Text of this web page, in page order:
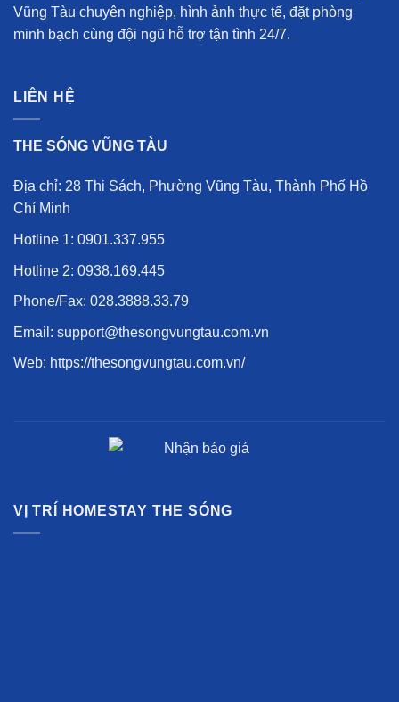
Vũng Tàu chuyên nghiệp, hình ảnh thực tế, đặt phòng
minh bạch cùng đội ngũ hỗ trợ tận tình 24/7.
LIÊN HỆ
THE SÓNG VŨNG TÀU
Địa chỉ: 28 Thi Sách, Phường Vũng Tàu, Thành Phố Hồ
Chí Minh
Hotline 1: 0901.337.955
Hotline 2: 0938.169.445
Phone/Fax: 028.3888.33.79
Email: support@thesongvungtau.com.vn
Web: https://thesongvungtau.com.vn/
VỊ TRÍ HOMESTAY THE SÓNG